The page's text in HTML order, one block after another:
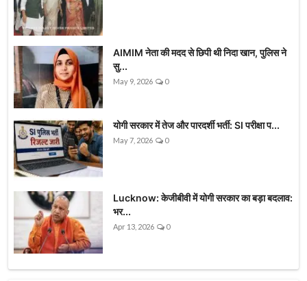
AIMIM नेता की मदद से छिपी थी निदा खान, पुलिस ने
सु...
May 9, 2026 0
योगी सरकार में तेज और पारदर्शी भर्ती: SI परीक्षा प...
May 7, 2026 0
Lucknow: केजीबीवी में योगी सरकार का बड़ा बदलाव:
भर...
Apr 13, 2026 0